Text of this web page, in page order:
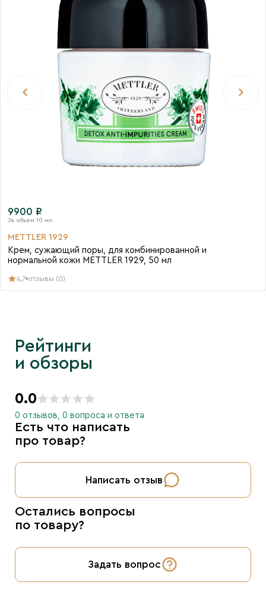
9900 ₽
METTLER 1929
Крем, сужающий поры, для комбинированной и
нормальной кожи METTLER 1929, 50 мл
4,7 отзывы (0)
Рейтинги
и обзоры
0.0
0 отзывов, 0 вопроса и ответа
Есть что написать
про товар?
Написать отзыв
Остались вопросы
по товару?
Задать вопрос